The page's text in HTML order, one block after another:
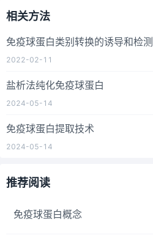
相关方法
免疫球蛋白类别转换的诱导和检测
2022-02-11
盐析法纯化免疫球蛋白
2024-05-14
免疫球蛋白提取技术
2024-05-14
推荐阅读
免疫球蛋白概念